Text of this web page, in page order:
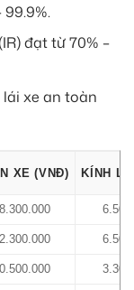
đạt từ 70% –
lái xe an toàn
XE (VNĐ) KÍNH